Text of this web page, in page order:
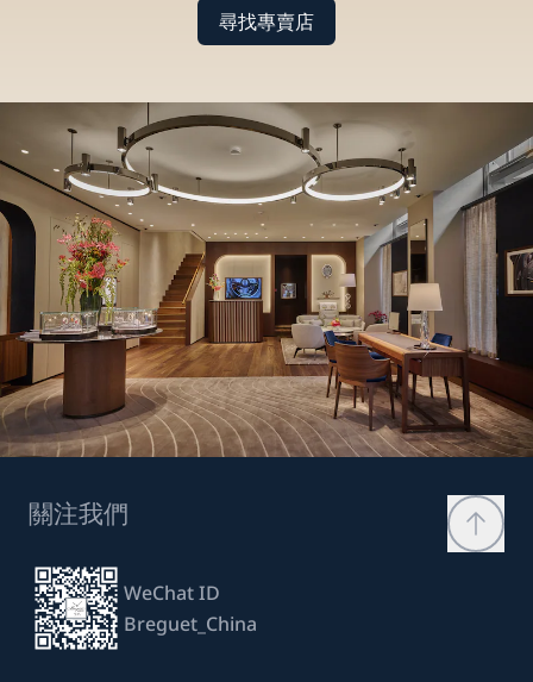
尋找專賣店
關注我們
WeChat ID
Breguet_China